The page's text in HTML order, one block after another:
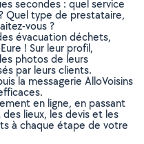
secondes : quel service
Quel type de prestataire,
vous ?
évacuation déchets,
! Sur leur profil,
photos de leurs
par leurs clients.
la messagerie AlloVoisins
en ligne, en passant
lieux, les devis et les
à chaque étape de votre